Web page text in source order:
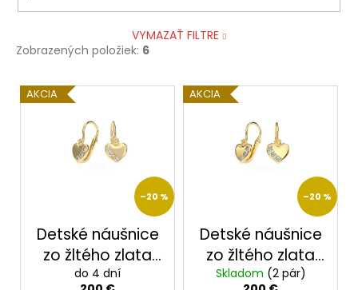
VYMAZAŤ FILTRE
Zobrazených položiek: 6
V
ý
AKCIA
–20 %
Detské náušnice
zo žltého zlata
2325/Z/X
do 4 dní
AKCIA
–20 %
Detské náušnice
zo žltého zlata
2325/Z/B
Skladom (2 pár)